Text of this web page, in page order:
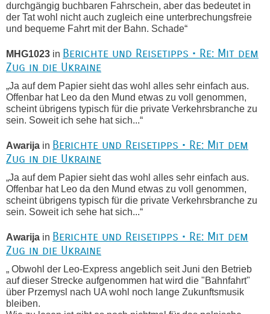
durchgängig buchbaren Fahrschein, aber das bedeutet in
der Tat wohl nicht auch zugleich eine unterbrechungsfreie
und bequeme Fahrt mit der Bahn. Schade“
MHG1023 in Berichte und Reisetipps • Re: Mit dem
Zug in die Ukraine
„Ja auf dem Papier sieht das wohl alles sehr einfach aus.
Offenbar hat Leo da den Mund etwas zu voll genommen,
scheint übrigens typisch für die private Verkehrsbranche zu
sein. Soweit ich sehe hat sich...“
Awarija in Berichte und Reisetipps • Re: Mit dem
Zug in die Ukraine
„Ja auf dem Papier sieht das wohl alles sehr einfach aus.
Offenbar hat Leo da den Mund etwas zu voll genommen,
scheint übrigens typisch für die private Verkehrsbranche zu
sein. Soweit ich sehe hat sich...“
Awarija in Berichte und Reisetipps • Re: Mit dem
Zug in die Ukraine
„ Obwohl der Leo-Express angeblich seit Juni den Betrieb
auf dieser Strecke aufgenommen hat wird die "Bahnfahrt"
über Przemysl nach UA wohl noch lange Zukunftsmusik
bleiben.